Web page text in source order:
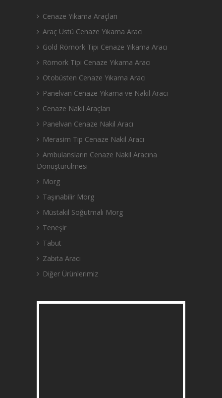
Cenaze Yıkama Araçları
Araç Üstü Cenaze Yıkama Aracı
Gold Römork Tipi Cenaze Yıkama Aracı
Römork Tipi Cenaze Yıkama Aracı
Otobüsten Cenaze Yıkama Aracı
Panelvan Cenaze Yıkama ve Nakil Aracı
Cenaze Nakil Araçları
Panelvan Cenaze Nakil Aracı
Merasim Tip Cenaze Nakil Aracı
Ambulansların Cenaze Nakil Aracına
Dönüştürülmesi
Morg
Taşınabilir Morg
Müstakil Soğutmalı Morg
Teneşir
Tabut
Zabıta Aracı
Diğer Ürünlerimiz